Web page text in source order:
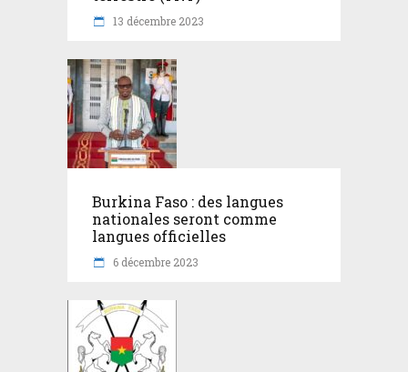
13 décembre 2023
Burkina Faso : des langues
nationales seront comme
langues officielles
6 décembre 2023